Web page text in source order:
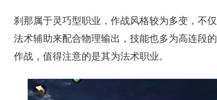
刹那属于灵巧型职业，作战风格较为多变，不
法术辅助来配合物理输出，技能也多为高连段
作战，值得注意的是其为法术职业。